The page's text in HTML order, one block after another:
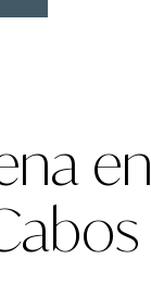
en